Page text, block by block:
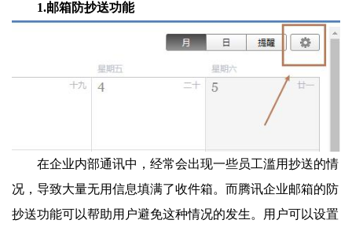
1.邮箱防抄送功能
在企业内部通讯中，经常会出现一些员工滥用抄送的情
况，导致大量无用信息填满了收件箱。而腾讯企业邮箱的防
抄送功能可以帮助用户避免这种情况的发生。用户可以设置